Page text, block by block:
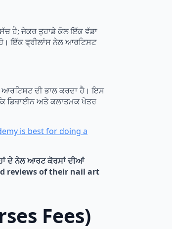
ਹੈ; ਜੇਕਰ ਤੁਹਾਡੇ ਕੋਲ ਇੱਕ ਵੱਡਾ
ਇੱਕ ਫ੍ਰੀਲਾਂਸ ਨੇਲ ਆਰਟਿਸਟ
ਦੀ ਭਾਲ ਕਰਦਾ ਹੈ। ਇਸ
ਡਿਜ਼ਾਈਨ ਅਤੇ ਕਲਾਤਮਕ ਖੇਤਰ
is best for doing a
ਦੇ ਨੇਲ ਆਰਟ ਕੋਰਸਾਂ ਦੀਆਂ
reviews of their nail art
Fees)